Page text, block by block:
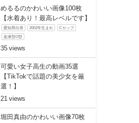
めるるのかわいい画像100枚
【水着あり！最高レベルです】
愛知県出身 2002年生まれ Cカップ
血液型O型
35
可愛い女子高生の動画35選
【TikTokで話題の美少女を厳
選！】
21
堀田真由のかわいい画像70枚